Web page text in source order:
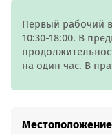
Первый рабочий
10:30-18:00. В
на один час. В